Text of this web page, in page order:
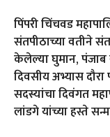
पिंपरी चिंचवड
संतपीठाच्या वतीने
केलेल्या घुमान, पंजाब
दिवसीय अभ्यास दौरा
सदस्यांचा दिवंगत
लांडगे यांच्या हस्ते